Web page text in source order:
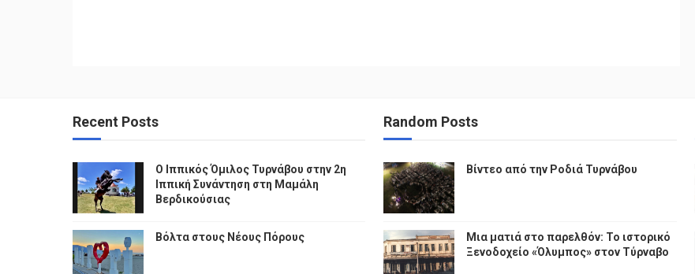
Recent Posts
Ο Ιππικός Όμιλος Τυρνάβου στην 2η
Ιππική Συνάντηση στη Μαμάλη
Βερδικούσιας
Βόλτα στους Νέους Πόρους
Random Posts
Βίντεο από την Ροδιά Τυρνάβου
Μια ματιά στο παρελθόν: Το ιστορικό
Ξενοδοχείο «Όλυμπος» στον Τύρναβο